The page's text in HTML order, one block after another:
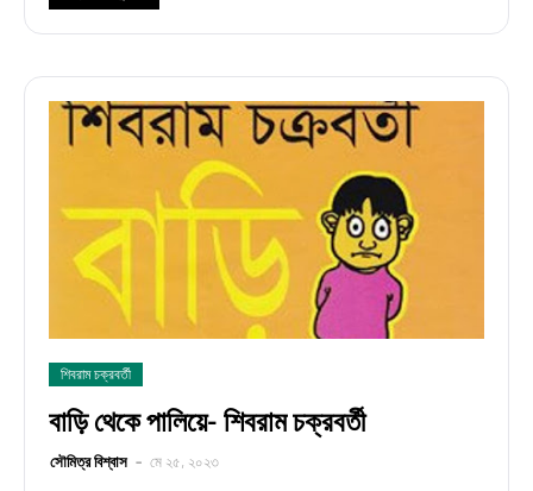
শিবরাম চক্রবর্তী
বাড়ি থেকে পালিয়ে- শিবরাম চক্রবর্তী
সৌমিত্র বিশ্বাস মে ২৫, ২০২৩